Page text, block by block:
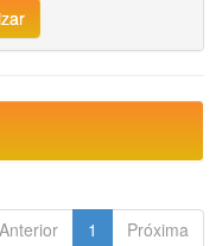
Anterior 1 Próxima